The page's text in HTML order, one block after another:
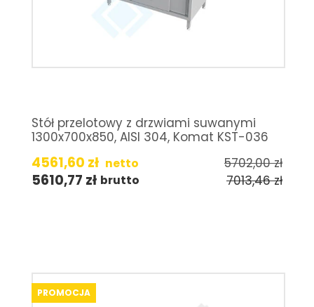
Stół przelotowy z drzwiami suwanymi
1300x700x850, AISI 304, Komat KST-036
4561,60 zł netto 5702,00zł
5610,77 zł brutto 7013,46zł
PROMOCJA